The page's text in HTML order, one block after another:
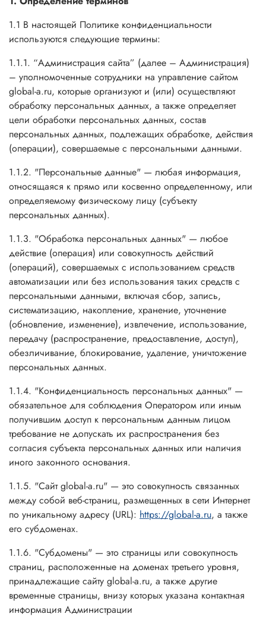
1.1 В настоящей Политике конфиденциальности
используются следующие термины:
1.1.1. “Администрация сайта” (далее – Администрация)
– уполномоченные сотрудники на управление сайтом
global-a.ru, которые организуют и (или) осуществляют
обработку персональных данных, а также определяет
цели обработки персональных данных, состав
персональных данных, подлежащих обработке, действия
(операции), совершаемые с персональными данными.
1.1.2. "Персональные данные" — любая информация,
относящаяся к прямо или косвенно определенному, или
определяемому физическому лицу (субъекту
персональных данных).
1.1.3. "Обработка персональных данных" — любое
действие (операция) или совокупность действий
(операций), совершаемых с использованием средств
автоматизации или без использования таких средств с
персональными данными, включая сбор, запись,
систематизацию, накопление, хранение, уточнение
(обновление, изменение), извлечение, использование,
передачу (распространение, предоставление, доступ),
обезличивание, блокирование, удаление, уничтожение
персональных данных.
1.1.4. "Конфиденциальность персональных данных" —
обязательное для соблюдения Оператором или иным
получившим доступ к персональным данным лицом
требование не допускать их распространения без
согласия субъекта персональных данных или наличия
иного законного основания.
1.1.5. "Сайт global-a.ru" — это совокупность связанных
между собой веб-страниц, размещенных в сети Интернет
по уникальному адресу (URL): https://global-a.ru, а также
его субдоменах.
1.1.6. "Субдомены" — это страницы или совокупность
страниц, расположенные на доменах третьего уровня,
принадлежащие сайту global-a.ru, а также другие
временные страницы, внизу которых указана контактная
информация Администрации